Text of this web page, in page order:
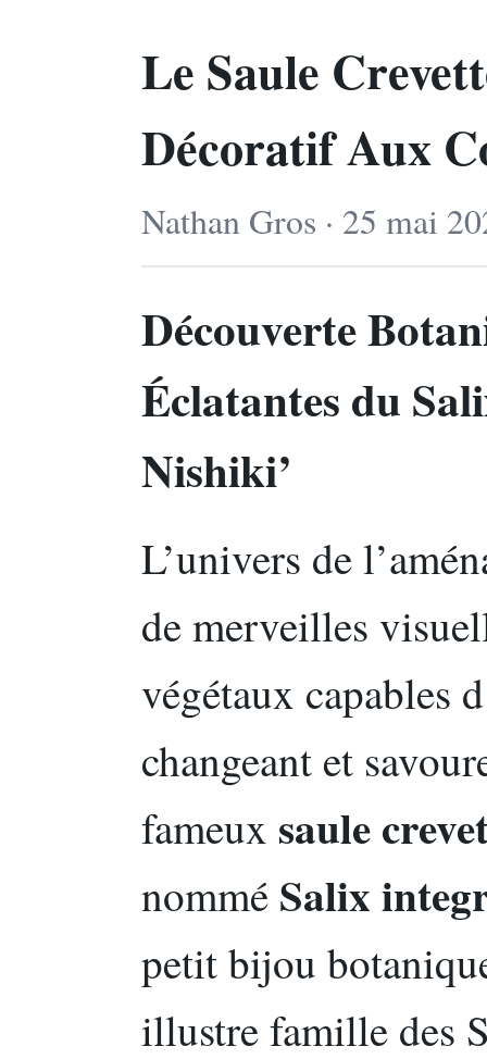
Le Saule
Décoratif Aux
Nathan Gros · 25 mai
Découverte
Éclatantes du
Nishiki’
L’univers de
de merveilles
végétaux capables
changeant et
fameux saule
nommé Salix
petit bijou
illustre famille des